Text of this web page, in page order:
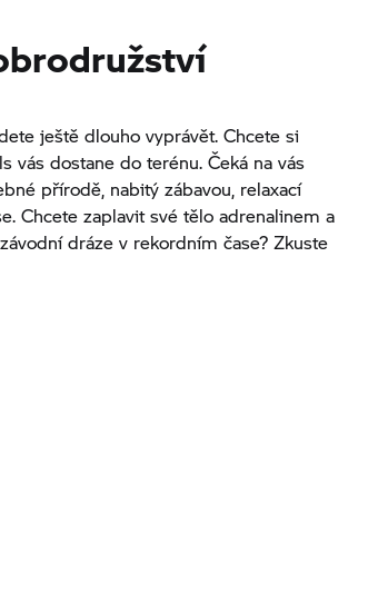
ještě dlouho vyprávět. Chcete si
vás dostane do terénu. Čeká na vás
přírodě, nabitý zábavou, relaxací
Chcete zaplavit své tělo adrenalinem a
dráze v rekordním čase? Zkuste